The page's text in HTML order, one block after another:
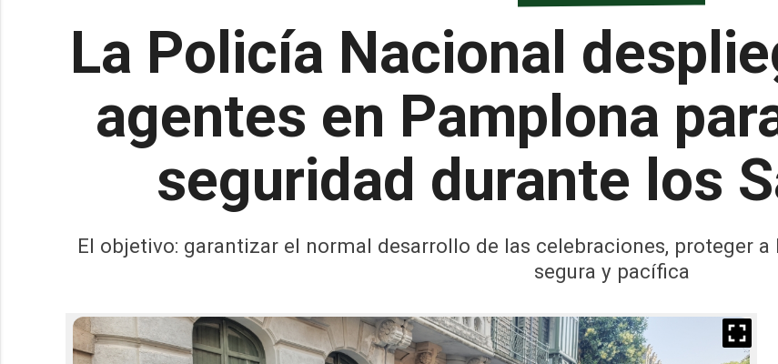
La Policía Nacional
agentes en Pamplona
seguridad durante los
El objetivo: garantizar el normal desarrollo de las celebraciones, proteger
segura y pacífica